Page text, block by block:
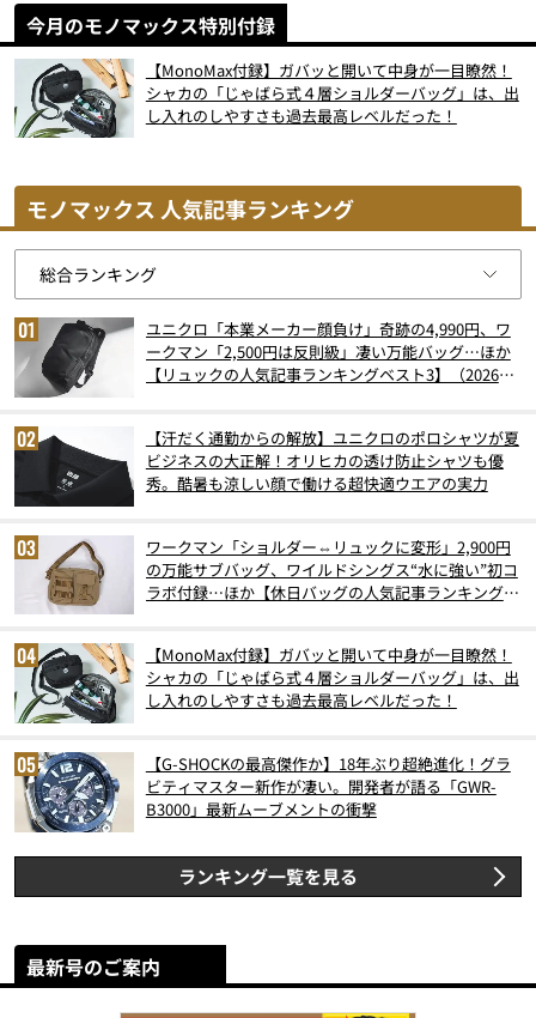
今月のモノマックス特別付録
【MonoMax付録】ガバッと開いて中身が一目瞭然！
シャカの「じゃばら式４層ショルダーバッグ」は、出
し入れのしやすさも過去最高レベルだった！
モノマックス 人気記事ランキング
ユニクロ「本業メーカー顔負け」奇跡の4,990円、ワ
ークマン「2,500円は反則級」凄い万能バッグ…ほか
【リュックの人気記事ランキングベスト3】（2026年
【汗だく通勤からの解放】ユニクロのポロシャツが夏
ビジネスの大正解！オリヒカの透け防止シャツも優
秀。酷暑も涼しい顔で働ける超快適ウエアの実力
ワークマン「ショルダー⇔リュックに変形」2,900円
の万能サブバッグ、ワイルドシングス“水に強い”初コ
ラボ付録…ほか【休日バッグの人気記事ランキングベ
【MonoMax付録】ガバッと開いて中身が一目瞭然！
シャカの「じゃばら式４層ショルダーバッグ」は、出
し入れのしやすさも過去最高レベルだった！
【G-SHOCKの最高傑作か】18年ぶり超絶進化！グラ
ビティマスター新作が凄い。開発者が語る「GWR-
B3000」最新ムーブメントの衝撃
ランキング一覧を見る
最新号のご案内